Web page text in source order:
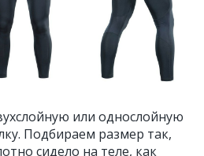
или однослойную
Подбираем размер так,
сидело на теле, как